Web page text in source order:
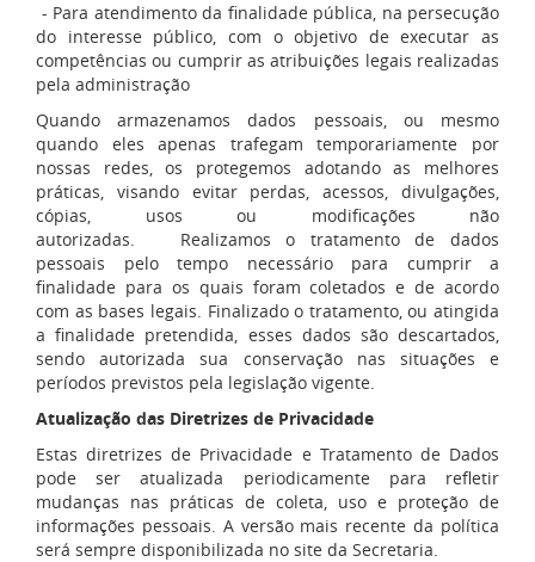
- Para atendimento da finalidade pública, na persecução
do interesse público, com o objetivo de executar as
competências ou cumprir as atribuições legais realizadas
pela administração
Quando armazenamos dados pessoais, ou mesmo
quando eles apenas trafegam temporariamente por
nossas redes, os protegemos adotando as melhores
práticas, visando evitar perdas, acessos, divulgações,
cópias, usos ou modificações não
autorizadas. Realizamos o tratamento de dados
pessoais pelo tempo necessário para cumprir a
finalidade para os quais foram coletados e de acordo
com as bases legais. Finalizado o tratamento, ou atingida
a finalidade pretendida, esses dados são descartados,
sendo autorizada sua conservação nas situações e
períodos previstos pela legislação vigente.
Atualização das Diretrizes de Privacidade
Estas diretrizes de Privacidade e Tratamento de Dados
pode ser atualizada periodicamente para refletir
mudanças nas práticas de coleta, uso e proteção de
informações pessoais. A versão mais recente da política
será sempre disponibilizada no site da Secretaria.